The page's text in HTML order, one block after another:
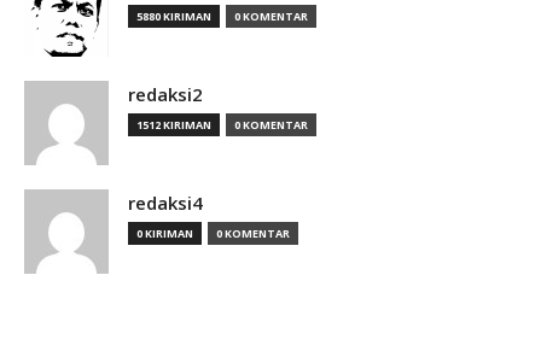
5880 KIRIMAN 0 KOMENTAR
redaksi2
1512 KIRIMAN 0 KOMENTAR
redaksi4
0 KIRIMAN 0 KOMENTAR